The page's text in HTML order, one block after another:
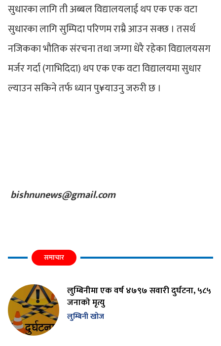
सुधारका लागि ती अब्बल विद्यालयलाई थप एक एक वटा
सुधारका लागि सुम्पिदा परिणम राम्रै आउन सक्छ । तसर्थ
नजिकका भौतिक संरचना तथा जग्गा धेरै रहेका विद्यालयसग
मर्जर गर्दा (गाभिदिदा) थप एक एक वटा विद्यालयमा सुधार
ल्याउन सकिने तर्फ ध्यान पु¥याउनु जरुरी छ ।
bishnunews@gmail.com
समाचार
लुम्बिनीमा एक वर्ष ४७९७ सवारी दुर्घटना, ५८५
जनाको मृत्यु
लुम्बिनी खोज